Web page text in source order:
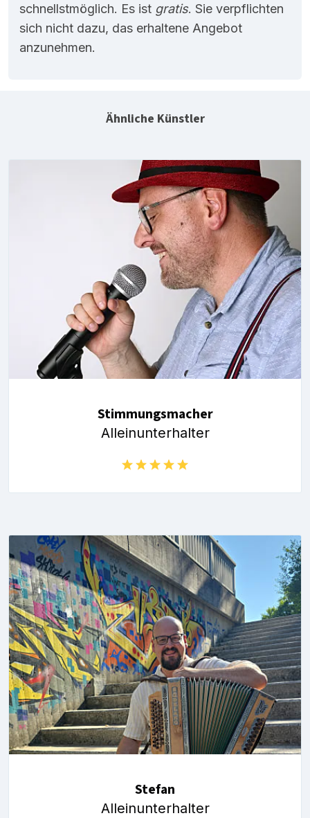
schnellstmöglich. Es ist gratis. Sie verpflichten
sich nicht dazu, das erhaltene Angebot
anzunehmen.
Ähnliche Künstler
Stimmungsmacher
Alleinunterhalter
Stefan
Alleinunterhalter